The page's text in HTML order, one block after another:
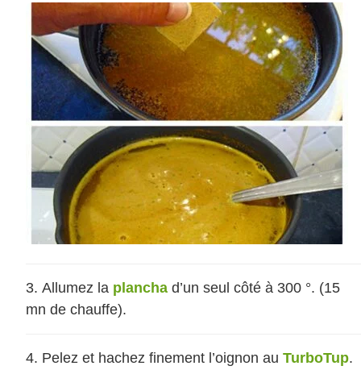
Allumez la plancha d’un seul côté à 300 °. (15
mn de chauffe).
Pelez et hachez finement l’oignon au TurboTup.